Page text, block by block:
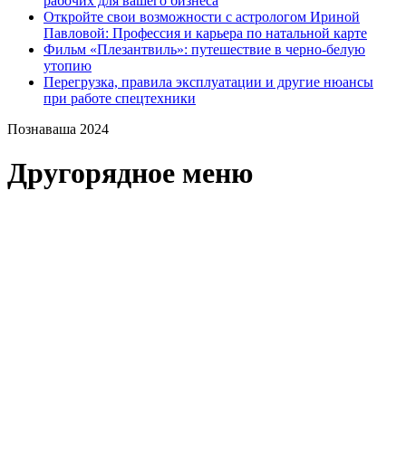
Откройте свои возможности с астрологом Ириной
Павловой: Профессия и карьера по натальной карте
Фильм «Плезантвиль»: путешествие в черно-белую
утопию
Перегрузка, правила эксплуатации и другие нюансы
при работе спецтехники
Познаваша 2024
Другорядное меню